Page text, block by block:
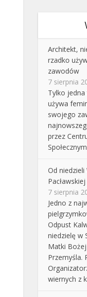
Architekt,
rzadko
zawodów
7 sierpnia
Tylko
używa
swojego
przez
Od niedzieli
Pacławskiej
7 sierpnia
Jedno z
Odpust
niedzielę w
Matki Bożej
Przemyśla.
wiernych z